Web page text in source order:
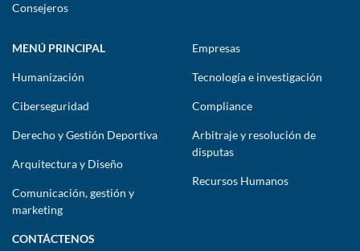
Consejeros
MENÚ PRINCIPAL
Humanización
Ciberseguridad
Derecho y Gestión Deportiva
Arquitectura y Diseño
Comunicación, gestión y
marketing
Empresas
Tecnología e investigación
Compliance
Arbitraje y resolución de
disputas
Recursos Humanos
CONTÁCTENOS